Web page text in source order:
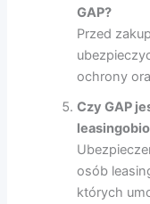
GAP?
Przed
ochrony
Czy GAP
osób
których